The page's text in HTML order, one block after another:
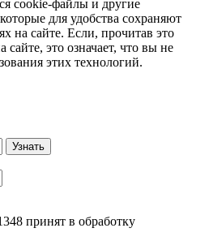
cookie-файлы и другие
для удобства сохраняют
на сайте. Если, прочитав это
сайте, это означает, что вы не
этих технологий.
принят в обработку